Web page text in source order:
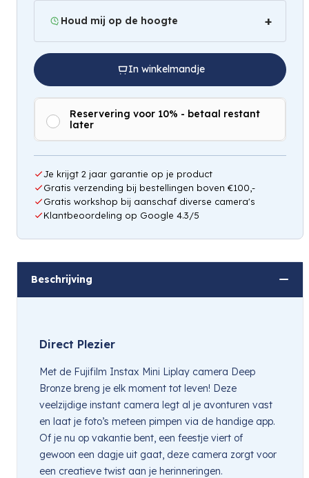
Houd mij op de hoogte
Hou mij op de hoogte
In winkelmandje
Reservering voor 10% - betaal restant
later
Je krijgt 2 jaar garantie op je product
Gratis verzending bij bestellingen boven €100,-
Gratis workshop bij aanschaf diverse camera's
Klantbeoordeling op Google 4.3/5
Beschrijving
Direct Plezier
Met de Fujifilm Instax Mini Liplay camera Deep
Bronze breng je elk moment tot leven! Deze
veelzijdige instant camera legt al je avonturen vast
en laat je foto’s meteen pimpen via de handige app.
Of je nu op vakantie bent, een feestje viert of
gewoon een dagje uit gaat, deze camera zorgt voor
een creatieve twist aan je herinneringen.